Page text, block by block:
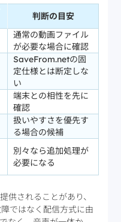
判断の目安
通常の動画ファイル
が必要な場合に確認
SaveFrom.netの固
定仕様とは断定しな
い
端末との相性を先に
確認
扱いやすさを優先す
る場合の候補
別々なら追加処理が
必要になる
供されることがあり、
ではなく配信方式に由